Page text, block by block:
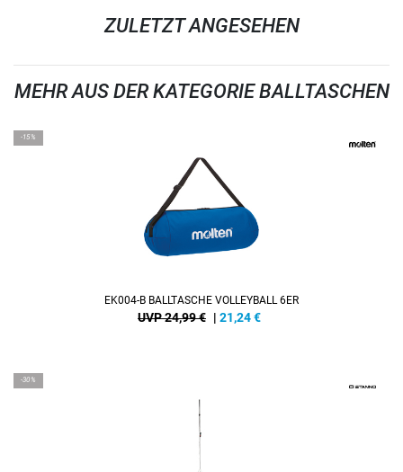
ZULETZT ANGESEHEN
MEHR AUS DER KATEGORIE BALLTASCHEN
-15%
EK004-B BALLTASCHE VOLLEYBALL 6ER
UVP 24,99 € | 21,24€
-30%